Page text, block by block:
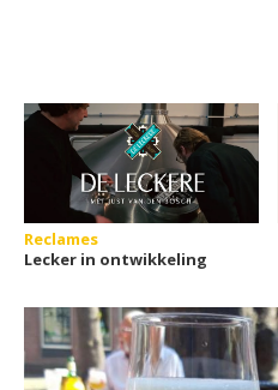
Reclames
Lecker in ontwikkeling